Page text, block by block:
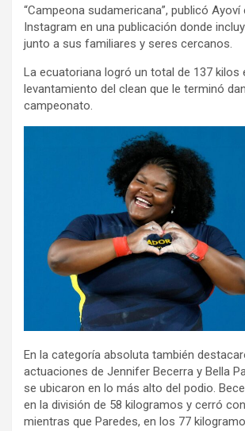
“Campeona sudamericana”, publicó
Instagram en una publicación donde
junto a sus familiares y seres cercanos.
La ecuatoriana logró un total de 137 kilos
levantamiento del clean que le terminó
campeonato.
En la categoría absoluta también
actuaciones de Jennifer Becerra y Bella
se ubicaron en lo más alto del podio.
en la división de 58 kilogramos y cerró
mientras que Paredes, en los 77